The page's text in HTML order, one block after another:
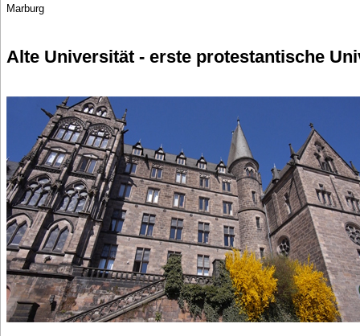
Marburg
Alte Universität - erste protestantische